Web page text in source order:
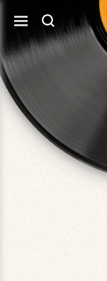
ンツに
進む